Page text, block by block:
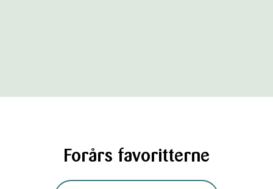
Forårs favoritterne